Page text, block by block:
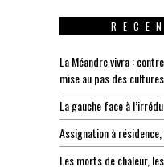
La Méandre vivra :
mise au pas des
La gauche face à
Assignation à
Les morts de chaleur,